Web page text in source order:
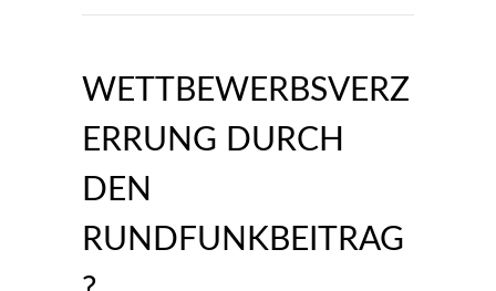
WETTBEWERBSVERZ
ERRUNG DURCH
DEN
RUNDFUNKBEITRAG